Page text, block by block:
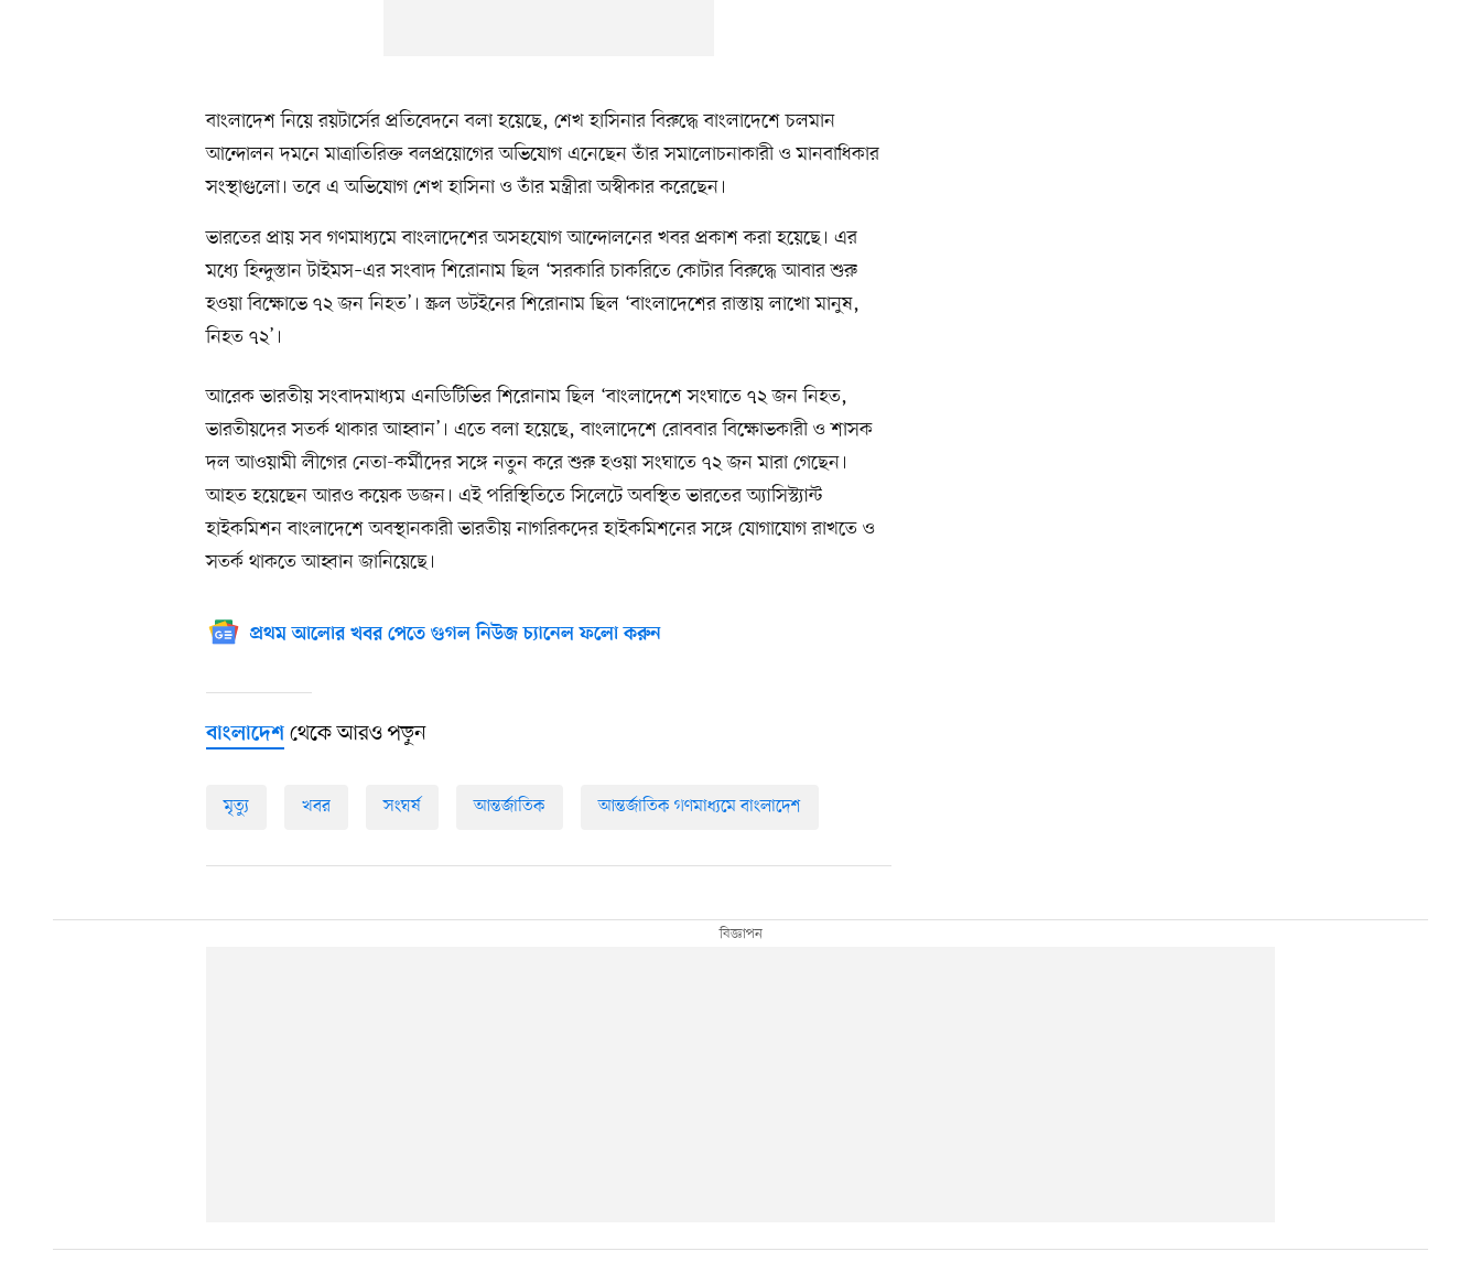
বাংলাদেশ নিয়ে রয়টার্সের প্রতিবেদনে বলা হয়েছে, শেখ হাসিনার বিরুদ্ধে বাংলাদেশে চলমান
আন্দোলন দমনে মাত্রাতিরিক্ত বলপ্রয়োগের অভিযোগ এনেছেন তাঁর সমালোচনাকারী ও মানবাধিকার
সংস্থাগুলো। তবে এ অভিযোগ শেখ হাসিনা ও তাঁর মন্ত্রীরা অস্বীকার করেছেন।
ভারতের প্রায় সব গণমাধ্যমে বাংলাদেশের অসহযোগ আন্দোলনের খবর প্রকাশ করা হয়েছে। এর
মধ্যে হিন্দুস্তান টাইমস–এর সংবাদ শিরোনাম ছিল ‘সরকারি চাকরিতে কোটার বিরুদ্ধে আবার শুরু
হওয়া বিক্ষোভে ৭২ জন নিহত’। স্ক্রল ডটইনের শিরোনাম ছিল ‘বাংলাদেশের রাস্তায় লাখো মানুষ,
নিহত ৭২’।
আরেক ভারতীয় সংবাদমাধ্যম এনডিটিভির শিরোনাম ছিল ‘বাংলাদেশে সংঘাতে ৭২ জন নিহত,
ভারতীয়দের সতর্ক থাকার আহ্বান’। এতে বলা হয়েছে, বাংলাদেশে রোববার বিক্ষোভকারী ও শাসক
দল আওয়ামী লীগের নেতা-কর্মীদের সঙ্গে নতুন করে শুরু হওয়া সংঘাতে ৭২ জন মারা গেছেন।
আহত হয়েছেন আরও কয়েক ডজন। এই পরিস্থিতিতে সিলেটে অবস্থিত ভারতের অ্যাসিস্ট্যান্ট
হাইকমিশন বাংলাদেশে অবস্থানকারী ভারতীয় নাগরিকদের হাইকমিশনের সঙ্গে যোগাযোগ রাখতে ও
সতর্ক থাকতে আহ্বান জানিয়েছে।
প্রথম আলোর খবর পেতে গুগল নিউজ চ্যানেল ফলো করুন
বাংলাদেশ থেকে আরও পড়ুন
মৃত্যু খবর সংঘর্ষ আন্তর্জাতিক আন্তর্জাতিক গণমাধ্যমে বাংলাদেশ